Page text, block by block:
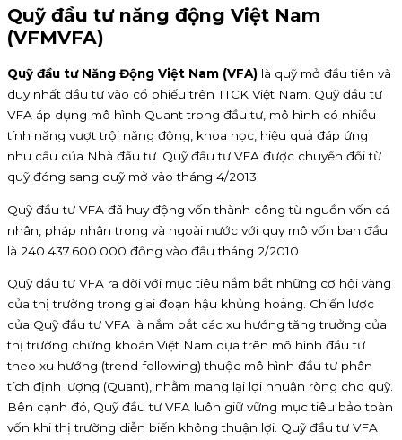
Quỹ đầu tư năng động Việt Nam
(VFMVFA)
Quỹ đầu tư Năng Động Việt Nam (VFA) là quỹ mở đầu tiên và
duy nhất đầu tư vào cổ phiếu trên TTCK Việt Nam. Quỹ đầu tư
VFA áp dụng mô hình Quant trong đầu tư, mô hình có nhiều
tính năng vượt trội năng động, khoa học, hiệu quả đáp ứng
nhu cầu của Nhà đầu tư. Quỹ đầu tư VFA được chuyển đổi từ
quỹ đóng sang quỹ mở vào tháng 4/2013.
Quỹ đầu tư VFA đã huy động vốn thành công từ nguồn vốn cá
nhân, pháp nhân trong và ngoài nước với quy mô vốn ban đầu
là 240.437.600.000 đồng vào đầu tháng 2/2010.
Quỹ đầu tư VFA ra đời với mục tiêu nắm bắt những cơ hội vàng
của thị trường trong giai đoạn hậu khủng hoảng. Chiến lược
của Quỹ đầu tư VFA là nắm bắt các xu hướng tăng trưởng của
thị trường chứng khoán Việt Nam dựa trên mô hình đầu tư
theo xu hướng (trend-following) thuộc mô hình đầu tư phân
tích định lượng (Quant), nhằm mang lại lợi nhuận ròng cho quỹ.
Bên cạnh đó, Quỹ đầu tư VFA luôn giữ vững mục tiêu bảo toàn
vốn khi thị trường diễn biến không thuận lợi. Quỹ đầu tư VFA